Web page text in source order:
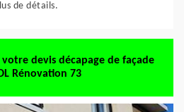
de détails.
devis décapage de façade
Rénovation 73